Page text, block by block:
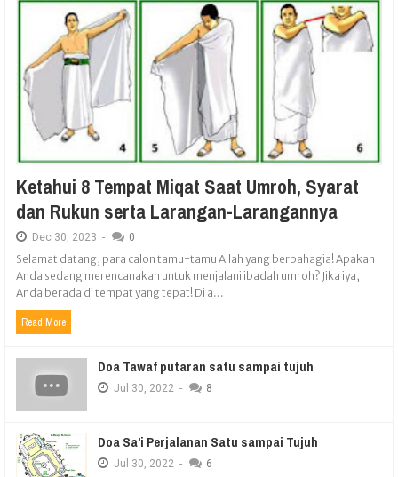
Ketahui 8 Tempat Miqat Saat Umroh, Syarat
dan Rukun serta Larangan-Larangannya
Dec 30, 2023 - 0
Selamat datang, para calon tamu-tamu Allah yang berbahagia! Apakah
Anda sedang merencanakan untuk menjalani ibadah umroh? Jika iya,
Anda berada di tempat yang tepat! Di a...
Read More
Doa Tawaf putaran satu sampai tujuh
Jul 30, 2022 - 8
Doa Sa'i Perjalanan Satu sampai Tujuh
Jul 30, 2022 - 6